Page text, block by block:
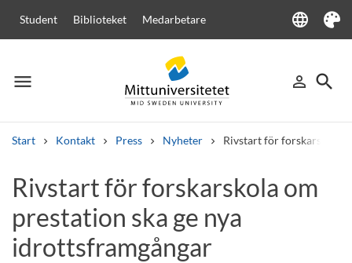
Student Biblioteket Medarbetare language
Language
Tema
menu
Meny person_outline
Logga in
search
Sök
Start Kontakt Press Nyheter Rivstart för forskarskola
Andra söktjänster
Kurser och program KursplanerVälkomstbrev
Lediga jobb
Rivstart för forskarskola om
prestation ska ge nya
idrottsframgångar